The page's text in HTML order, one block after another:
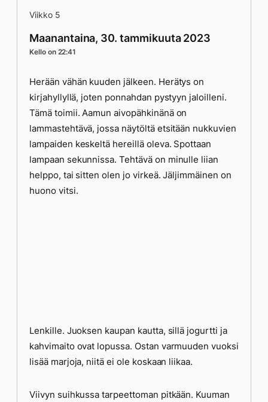
Viikko 5
Maanantaina, 30. tammikuuta 2023
Kello on 22:41
Herään vähän kuuden jälkeen. Herätys on
kirjahyllyllä, joten ponnahdan pystyyn jaloilleni.
Tämä toimii. Aamun aivopähkinänä on
lammastehtävä, jossa näytöltä etsitään nukkuvien
lampaiden keskeltä hereillä oleva. Spottaan
lampaan sekunnissa. Tehtävä on minulle liian
helppo, tai sitten olen jo virkeä. Jäljimmäinen on
huono vitsi.
Lenkille. Juoksen kaupan kautta, sillä jogurtti ja
kahvimaito ovat lopussa. Ostan varmuuden vuoksi
lisää marjoja, niitä ei ole koskaan liikaa.
Viivyn suihkussa tarpeettoman pitkään. Kuuman